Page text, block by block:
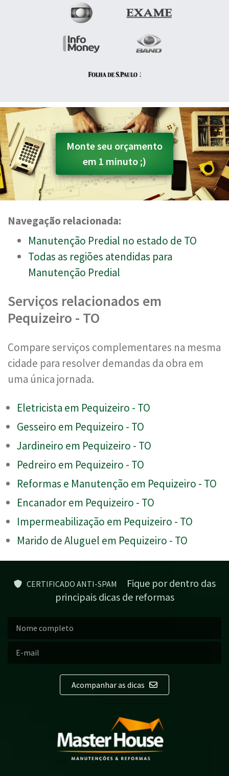
Monte seu orçamento
em 1 minuto ;)
Navegação relacionada:
Manutenção Predial no estado de TO
Todas as regiões atendidas para
Manutenção Predial
Serviços relacionados em
Pequizeiro - TO
Compare serviços complementares na mesma
cidade para resolver demandas da obra em
uma única jornada.
Eletricista em Pequizeiro - TO
Gesseiro em Pequizeiro - TO
Jardineiro em Pequizeiro - TO
Pedreiro em Pequizeiro - TO
Reformas e Manutenção em Pequizeiro - TO
Encanador em Pequizeiro - TO
Impermeabilização em Pequizeiro - TO
Marido de Aluguel em Pequizeiro - TO
CERTIFICADO ANTI-SPAM
Fique por dentro das
principais dicas de reformas
Acompanhar as dicas